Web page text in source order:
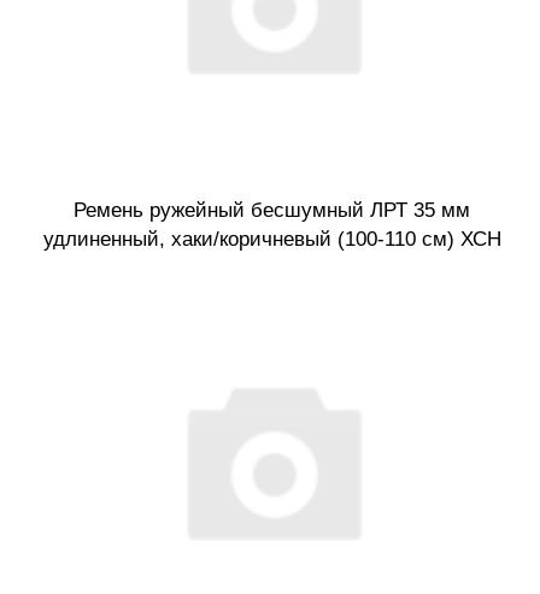
Ремень ружейный бесшумный ЛРТ 35 мм
удлиненный, хаки/коричневый (100-110 см) ХСН